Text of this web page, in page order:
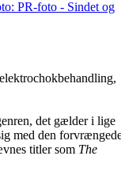
det gælder i lige
med den
titler som The